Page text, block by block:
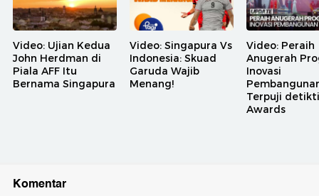
Video: Ujian Kedua
John Herdman di
Piala AFF Itu
Bernama Singapura
Video: Singapura Vs
Indonesia: Skuad
Garuda Wajib
Menang!
Video: Peraih
Anugerah
Inovasi
Terpuji
Awards